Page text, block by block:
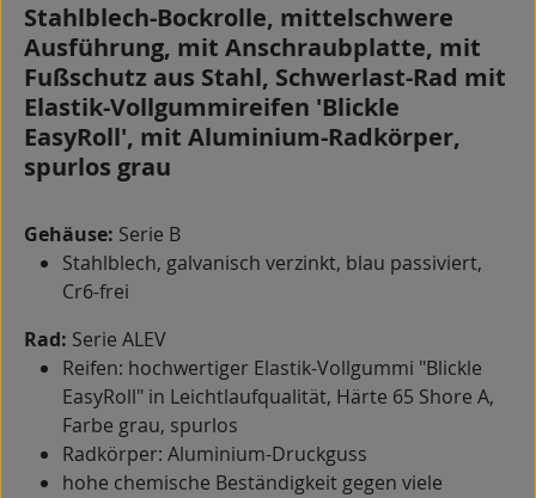
Stahlblech-Bockrolle, mittelschwere
Ausführung, mit Anschraubplatte, mit
Fußschutz aus Stahl, Schwerlast-Rad mit
Elastik-Vollgummireifen 'Blickle
EasyRoll', mit Aluminium-Radkörper,
spurlos grau
Gehäuse: Serie B
Stahlblech, galvanisch verzinkt, blau passiviert,
Cr6-frei
Rad: Serie ALEV
Reifen: hochwertiger Elastik-Vollgummi "Blickle
EasyRoll" in Leichtlaufqualität, Härte 65 Shore A,
Farbe grau, spurlos
Radkörper: Aluminium-Druckguss
hohe chemische Beständigkeit gegen viele